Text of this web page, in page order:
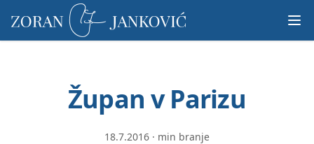
upoštevajte:
To
Župan v Parizu
18.7.2016 · min branje